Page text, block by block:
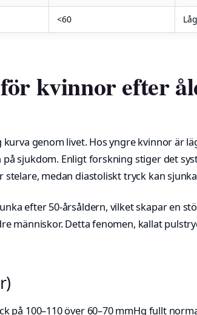
<60
kvinnor efter
genom livet. Hos yngre kvinnor är
sjukdom. Enligt forskning stiger det
medan diastoliskt tryck kan
efter 50-årsåldern, vilket skapar en
människor. Detta fenomen, kallat
på 100–110 över 60–70 mmHg fullt